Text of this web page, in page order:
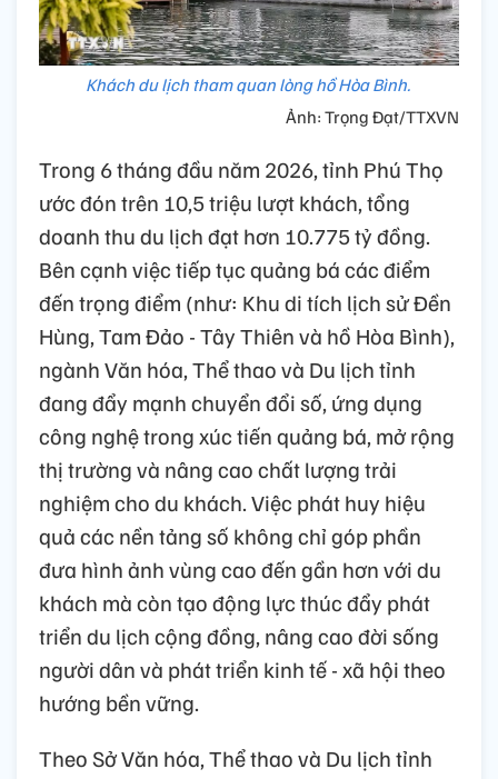
Khách du lịch tham quan lòng hồ Hòa Bình.
Ảnh: Trọng Đạt/TTXVN
Trong 6 tháng đầu năm 2026, tỉnh Phú Thọ
ước đón trên 10,5 triệu lượt khách, tổng
doanh thu du lịch đạt hơn 10.775 tỷ đồng.
Bên cạnh việc tiếp tục quảng bá các điểm
đến trọng điểm (như: Khu di tích lịch sử Đền
Hùng, Tam Đảo - Tây Thiên và hồ Hòa Bình),
ngành Văn hóa, Thể thao và Du lịch tỉnh
đang đẩy mạnh chuyển đổi số, ứng dụng
công nghệ trong xúc tiến quảng bá, mở rộng
thị trường và nâng cao chất lượng trải
nghiệm cho du khách. Việc phát huy hiệu
quả các nền tảng số không chỉ góp phần
đưa hình ảnh vùng cao đến gần hơn với du
khách mà còn tạo động lực thúc đẩy phát
triển du lịch cộng đồng, nâng cao đời sống
người dân và phát triển kinh tế - xã hội theo
hướng bền vững.
Theo Sở Văn hóa, Thể thao và Du lịch tỉnh